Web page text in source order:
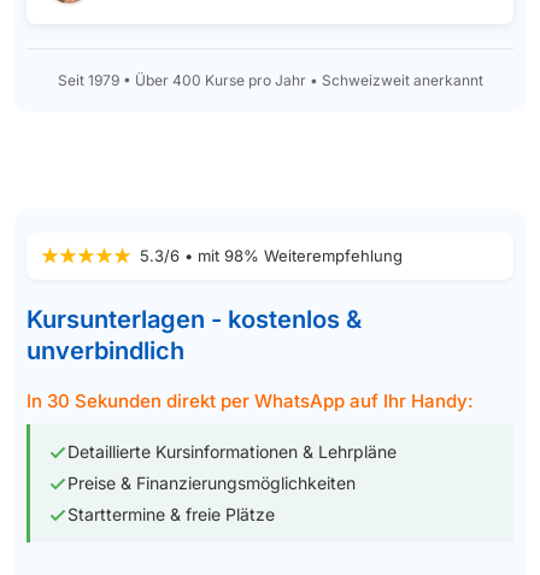
Seit 1979 • Über 400 Kurse pro Jahr • Schweizweit anerkannt
5.3/6 • mit 98% Weiterempfehlung
Kursunterlagen - kostenlos &
unverbindlich
In 30 Sekunden direkt per WhatsApp auf Ihr Handy:
Detaillierte Kursinformationen & Lehrpläne
Preise & Finanzierungsmöglichkeiten
Starttermine & freie Plätze